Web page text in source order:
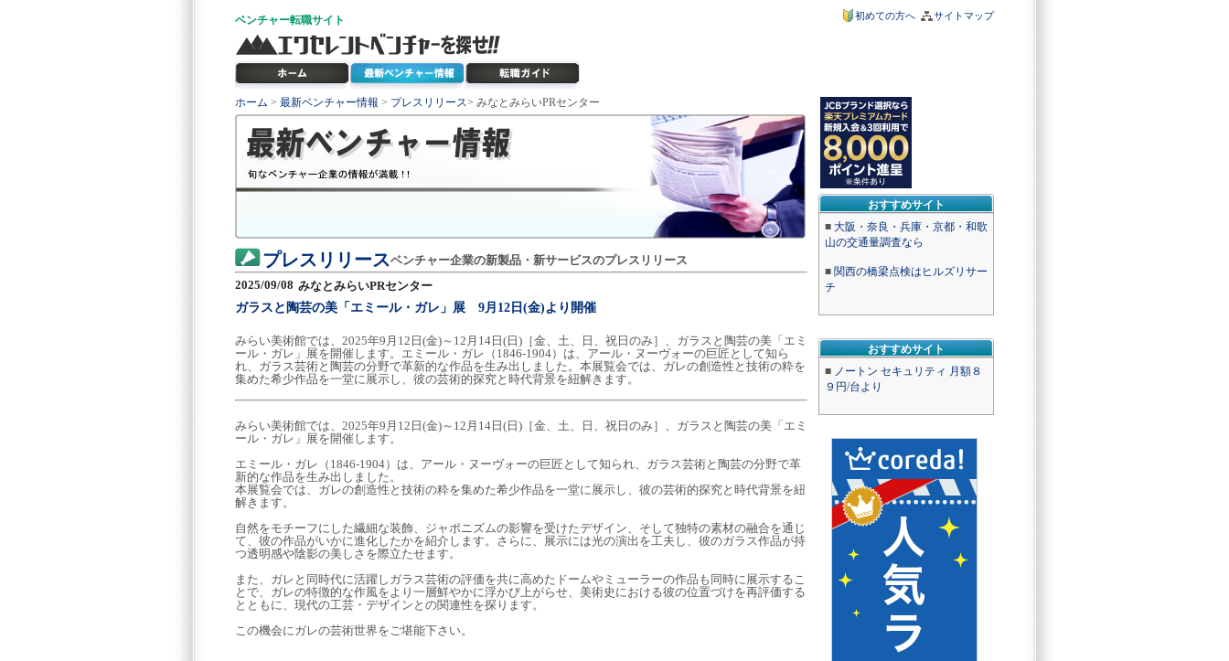
ベンチャー転職サイト サイトマップ
初めての方へ
おすすめサイト
■ 大阪・奈良・兵庫・京都・和歌
山の交通量調査なら
■ 関西の橋梁点検はヒルズリサー
チ
おすすめサイト
■ ノートン セキュリティ 月額８
９円/台より
ホーム > 最新ベンチャー情報 > プレスリリース> みなとみらいPRセンター
プレスリリースベンチャー企業の新製品・新サービスのプレスリリース
2025/09/08 みなとみらいPRセンター
ガラスと陶芸の美「エミール・ガレ」展 9月12日(金)より開催
みらい美術館では、2025年9月12日(金)～12月14日(日)［金、土、日、祝日のみ］、ガラスと陶芸の美「エミ
ール・ガレ」展を開催します。エミール・ガレ（1846-1904）は、アール・ヌーヴォーの巨匠として知ら
れ、ガラス芸術と陶芸の分野で革新的な作品を生み出しました。本展覧会では、ガレの創造性と技術の粋を
集めた希少作品を一堂に展示し、彼の芸術的探究と時代背景を紐解きます。
みらい美術館では、2025年9月12日(金)～12月14日(日)［金、土、日、祝日のみ］、ガラスと陶芸の美「エミ
ール・ガレ」展を開催します。
エミール・ガレ（1846-1904）は、アール・ヌーヴォーの巨匠として知られ、ガラス芸術と陶芸の分野で革
新的な作品を生み出しました。
本展覧会では、ガレの創造性と技術の粋を集めた希少作品を一堂に展示し、彼の芸術的探究と時代背景を紐
解きます。
自然をモチーフにした繊細な装飾、ジャポニズムの影響を受けたデザイン、そして独特の素材の融合を通じ
て、彼の作品がいかに進化したかを紹介します。さらに、展示には光の演出を工夫し、彼のガラス作品が持
つ透明感や陰影の美しさを際立たせます。
また、ガレと同時代に活躍しガラス芸術の評価を共に高めたドームやミューラーの作品も同時に展示するこ
とで、ガレの特徴的な作風をより一層鮮やかに浮かび上がらせ、美術史における彼の位置づけを再評価する
とともに、現代の工芸・デザインとの関連性を探ります。
この機会にガレの芸術世界をご堪能下さい。